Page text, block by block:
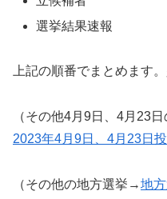
選挙結果速報
上記の順番でまとめます
（その他4月9日、4月23
2023年4月9日、4月23日
（その他の地方選挙→地